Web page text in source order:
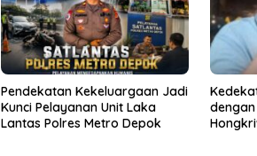
Pendekatan Kekeluargaan Jadi
Kunci Pelayanan Unit Laka
Lantas Polres Metro Depok
Kedekatan